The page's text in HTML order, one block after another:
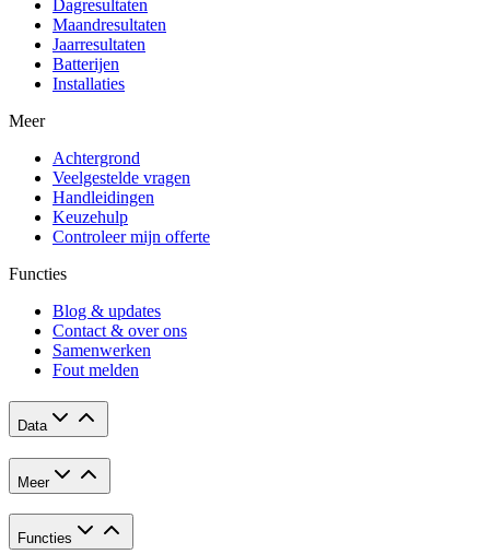
Dagresultaten
Maandresultaten
Jaarresultaten
Batterijen
Installaties
Meer
Achtergrond
Veelgestelde vragen
Handleidingen
Keuzehulp
Controleer mijn offerte
Functies
Blog & updates
Contact & over ons
Samenwerken
Fout melden
Data
Meer
Functies